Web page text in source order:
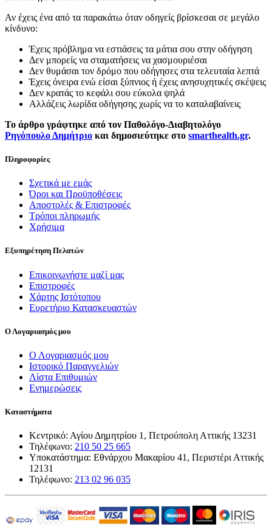
Αν έχεις ένα από τα παρακάτω όταν οδηγείς βρίσκεσαι σε μεγάλο
κίνδυνο:
Έχεις πρόβλημα να εστιάσεις τα μάτια σου στην οδήγηση
Δεν μπορείς να σταματήσεις να χασμουριέσαι
Δεν θυμάσαι τον δρόμο που οδήγησες στα τελευταία λεπτά
Έχεις όνειρα ενώ είσαι ξύπνιος ή έχεις ανησυχητικές σκέψεις
Δεν κρατάς το κεφάλι σου εύκολα ψηλά
Αλλάζεις λωρίδα οδήγησης χωρίς να το καταλαβαίνεις
Το άρθρο γράφτηκε από τον Παθολόγο-Διαβητολόγο
Ρηγόπουλο Δημήτριο και δημοσιεύτηκε στο smarthealth.gr.
Πληροφορίες
Σχετικά με εμάς
Όροι και Προϋποθέσεις
Αποστολές & Επιστροφές
Τρόποι πληρωμής
Χρήσιμα
Εξυπηρέτηση Πελατών
Επικοινωνήστε μαζί μας
Επιστροφές
Χάρτης Ιστότοπου
Ευρετήριο Κατασκευαστών
Ο Λογαριασμός μου
Ο Λογαριασμός μου
Ιστορικό Παραγγελιών
Λίστα Επιθυμιών
Ενημερώσεις
Καταστήματα
Κεντρικό: Αγίου Δημητρίου 1, Πετρούπολη Αττικής 13231
Τηλέφωνο: 210 50 25 665
Υποκατάστημα: Εθνάρχου Μακαρίου 41, Περιστέρι Αττικής
12131
Τηλέφωνο: 213 02 96 035